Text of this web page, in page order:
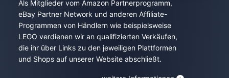
Als Mitglieder vom Amazon Partnerprogramm,
eBay Partner Network und anderen Affiliate-
Programmen von Händlern wie beispielsweise
LEGO verdienen wir an qualifizierten Verkäufen,
die ihr über Links zu den jeweiligen Plattformen
und Shops auf unserer Website abschließt.